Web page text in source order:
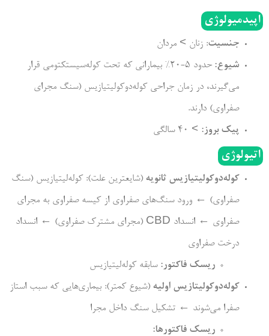
اپیدمیولوژی
جنسیت: زنان > مردان
شیوع:
حدود 5-20% بیمارانی که تحت کوله‌سیستکتومی قرار
می‌گیرند، در زمان جراحی کوله‌دوکولیتیازیس (سنگ مجرای
صفراوی) دارند.
پیک بروز: > 40 سالگی
اتیولوژی
کوله‌دوکولیتیازیس ثانویه (شایعترین علت): کوله‌لیتیازیس (سنگ
صفراوی) ← ورود سنگ‌های صفراوی از کیسه صفراوی به مجرای
صفراوی ← انسداد CBD (مجرای مشترک صفراوی) ← انسداد
درخت صفراوی
ریسک فاکتور: سابقه کوله‌لیتیازیس
کوله‌دوکولیتازیس اولیه (شیوع کمتر): بیماری‌هایی که سبب استاز
صفرا می‌شوند ← تشکیل سنگ داخل مجرا
ریسک فاکتورها: